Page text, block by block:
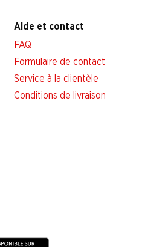
Aide et contact
FAQ
Formulaire de contact
Service à la clientèle
Conditions de livraison